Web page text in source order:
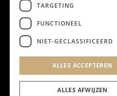
TARGETING
FUNCTIONEEL
NIET-GECLASSIFICEERD
ALLES ACCEPTEREN
ALLES AFWIJZEN